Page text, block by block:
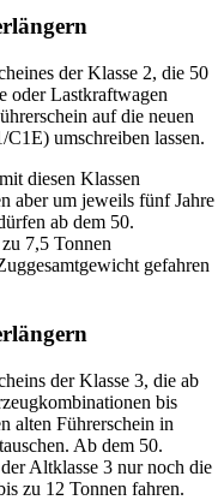
der Klasse 2, die 50
oder Lastkraftwagen
auf die neuen
umschreiben lassen.
diesen Klassen
aber um jeweils fünf Jahre
ab dem 50.
7,5 Tonnen
gefahren
der Klasse 3, die ab
bis
alten Führerschein in
Ab dem 50.
Altklasse 3 nur noch die
zu 12 Tonnen fahren.